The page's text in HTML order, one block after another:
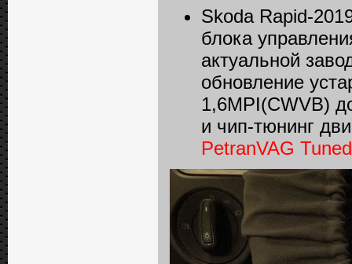
Skoda Rapid-
блока
актуальной
обновление
1,6MPI(CWVB)
и чип-тюнинг
PetranVAG Tuned